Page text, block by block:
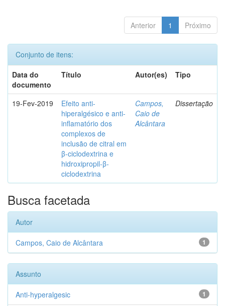
Anterior 1 Próximo
Conjunto de itens:
Data do
documento
Título Autor(es) Tipo
19-Fev-2019
Efeito anti-
hiperalgésico e anti-
inflamatório dos
complexos de
inclusão de citral em
β-ciclodextrina e
hidroxipropil-β-
ciclodextrina
Campos,
Caio de
Alcântara
Dissertação
Busca facetada
Autor
1
Campos, Caio de Alcântara
Assunto
1
Anti-hyperalgesic